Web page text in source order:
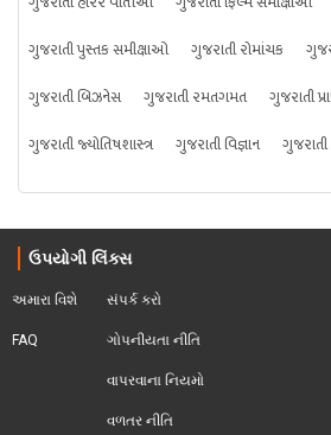
ગુજરાતી પુસ્તક સમીક્ષાઓ
ગુજરાતી રોમાંચક
ગુજરાતી બિઝનેસ
ગુજરાતી રમતગમત
ગુજરાતી
ગુજરાતી જ્યોતિષશાસ્ત્ર
ગુજરાતી વિજ્ઞાન
ઉપયોગી લિંક્સ
અમારા વિશે
FAQ
સંપર્ક કરો
ગોપનીયતા નીતિ
વાપરવાના નિયમો
વળતર નીતિ